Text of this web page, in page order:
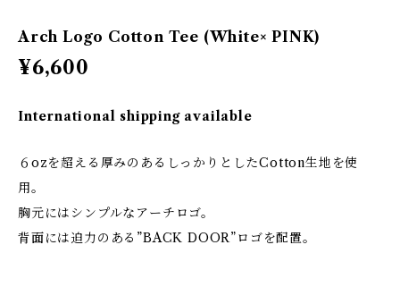
Arch Logo Cotton Tee (White× PINK)
¥6,600
International shipping available
６ozを超える厚みのあるしっかりとしたCotton生地を使
用。
胸元にはシンプルなアーチロゴ。
背面には迫力のある”BACK DOOR”ロゴを配置。